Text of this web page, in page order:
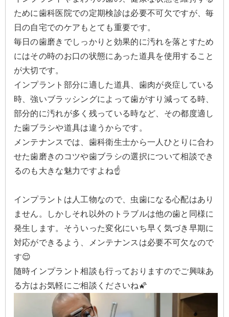
ために歯科医院での定期検診は必要不可欠ですが、毎
日の自宅でのケアもとても重要です。
毎日の歯磨きでしっかりと効果的に汚れを落とすため
にはその時のお口の状態にあった道具を使用すること
が大切です。
インプラント部分に適した道具、歯肉が炎症している
時、強いブラッシングによって歯がすり減ってる時、
部分的に汚れが多く残っている時など、その都度適し
た歯ブラシや道具は違うからです。
メンテナンスでは、歯科衛生士から一人ひとりに合わ
せた歯磨きのコツや歯ブラシの選択について相談でき
るのも大きな魅力ですよね☝️
インプラントは人工物なので、虫歯になる心配はあり
ません。しかしそれ以外のトラブルは他の歯と同様に
発生します。そういった変化にいち早く気づき早期に
対応ができるよう、メンテナンスは必要不可欠なので
す😌
随時インプラント相談も行っておりますのでご興味あ
る方はお気軽にご相談くださいね🌠